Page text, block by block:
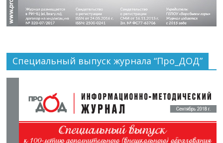
Специальный выпуск журнала “Про_ДОД”